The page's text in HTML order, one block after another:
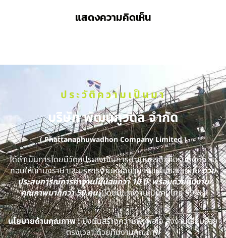
แสดงความคิดเห็น
ประวัติความเป็นมา
บริษัท พัฒนภูวดล จำกัด
( Phattanaphuwadhon Company Limited )
ได้ดำเนินการโดยมีวัตถุประสงค์ในการดำเนินธุรกิจคือรับติดตั้ง รื้อ
ถอนให้เช่านั่งร้าน และบริการงานหุ้มฉนวน หุ้มแผ่นอลูมิเนียมด้วย
ประสบการณ์การทำงานไม่น้อยกว่า 10 ปี พร้อมด้วยทีมงาน
คุณภาพมากกว่า 50 คน(โดยมีแรงงานเป็นคนไทย 99 %)
นโยบายด้านคุณภาพ :มุ่งมั่นสร้างความพึงพอใจ ส่งงานเรียบร้อย
ตรงเวลา ด้วยทีมงานคุณภาพ